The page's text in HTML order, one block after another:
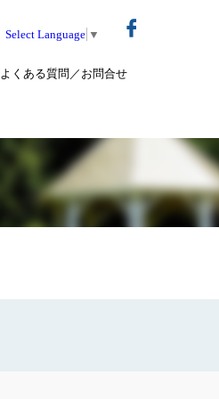
よくある質問／お問合せ
Select Language ▼